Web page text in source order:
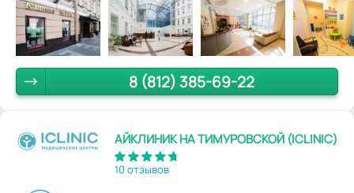
8 (812) 385-69-22
АЙКЛИНИК НА ТИМУРОВСКОЙ (ICLINIC)
10 отзывов